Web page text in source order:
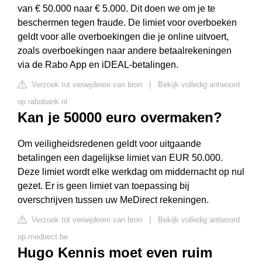
van € 50.000 naar € 5.000. Dit doen we om je te
beschermen tegen fraude. De limiet voor overboeken
geldt voor alle overboekingen die je online uitvoert,
zoals overboekingen naar andere betaalrekeningen
via de Rabo App en iDEAL-betalingen.
Verzoek tot verwijderen van bron
Bekijk volledig antwoord
op rabobank.nl
Kan je 50000 euro overmaken?
Om veiligheidsredenen geldt voor uitgaande
betalingen een dagelijkse limiet van EUR 50.000.
Deze limiet wordt elke werkdag om middernacht op nul
gezet. Er is geen limiet van toepassing bij
overschrijven tussen uw MeDirect rekeningen.
Verzoek tot verwijderen van bron
Bekijk volledig antwoord
op medirect.be
Hugo Kennis moet even ruim